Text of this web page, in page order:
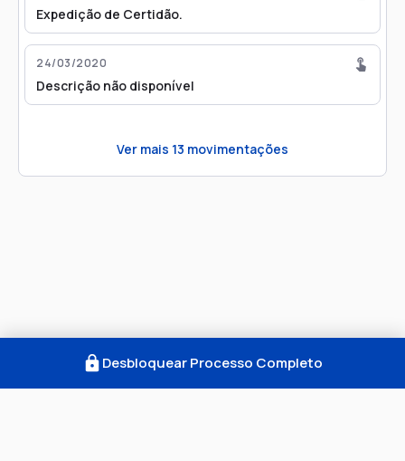
Expedição de Certidão.
24/03/2020
Descrição não disponível
Ver mais 13 movimentações
Desbloquear Processo Completo